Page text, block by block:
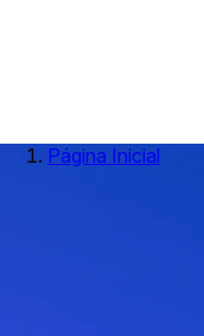
Página Inicial